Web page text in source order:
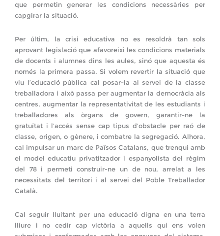
que permetin generar les condicions necessàries per
capgirar la situació.
Per últim, la crisi educativa no es resoldrà tan sols
aprovant legislació que afavoreixi les condicions materials
de docents i alumnes dins les aules, sinó que aquesta és
només la primera passa. Si volem revertir la situació que
viu l’educació pública cal posar-la al servei de la classe
treballadora i això passa per augmentar la democràcia als
centres, augmentar la representativitat de les estudiants i
treballadores als òrgans de govern, garantir-ne la
gratuïtat i l’accés sense cap tipus d’obstacle per raó de
classe, origen, o gènere, i combatre la segregació. Alhora,
cal impulsar un marc de Països Catalans, que trenqui amb
el model educatiu privatitzador i espanyolista del règim
del 78 i permeti construir-ne un de nou, arrelat a les
necessitats del territori i al servei del Poble Treballador
Català.
Cal seguir lluitant per una educació digna en una terra
lliure i no cedir cap victòria a aquells qui ens volen